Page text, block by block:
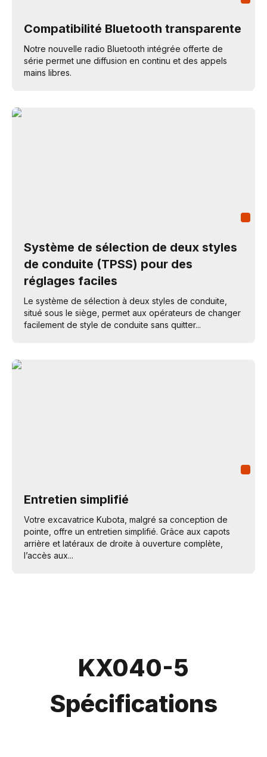
Compatibilité Bluetooth transparente
Notre nouvelle radio Bluetooth intégrée offerte de
série permet une diffusion en continu et des appels
mains libres.
Système de sélection de deux styles
de conduite (TPSS) pour des
réglages faciles
Le système de sélection à deux styles de conduite,
situé sous le siège, permet aux opérateurs de changer
facilement de style de conduite sans quitter...
Entretien simplifié
Votre excavatrice Kubota, malgré sa conception de
pointe, offre un entretien simplifié. Grâce aux capots
arrière et latéraux de droite à ouverture complète,
l’accès aux...
KX040-5
Spécifications